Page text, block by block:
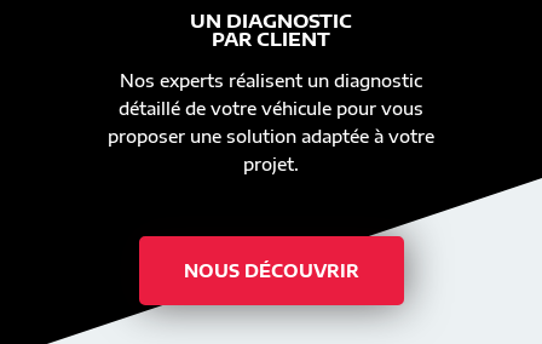
UN DIAGNOSTIC
PAR CLIENT
Nos experts réalisent un diagnostic
détaillé de votre véhicule pour vous
proposer une solution adaptée à votre
projet.
NOUS DÉCOUVRIR